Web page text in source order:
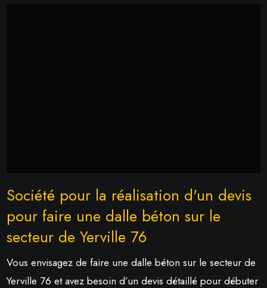
Société pour la réalisation d'un devis
pour faire une dalle béton sur le
secteur de Yerville 76
Vous envisagez de faire une dalle béton sur le secteur de
Yerville 76 et avez besoin d’un devis détaillé pour débuter